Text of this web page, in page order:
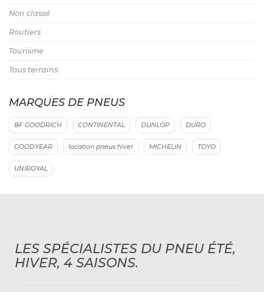
Non classé
Routiers
Tourisme
Tous terrains
MARQUES DE PNEUS
BF GOODRICH CONTINENTAL DUNLOP DURO
GOODYEAR location pneus hiver MICHELIN TOYO
UNIROYAL
LES SPÉCIALISTES DU PNEU ÉTÉ,
HIVER, 4 SAISONS.